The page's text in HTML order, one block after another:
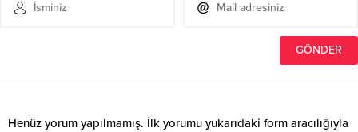
Henüz yorum yapılmamış. İlk yorumu yukarıdaki form aracılığıyla